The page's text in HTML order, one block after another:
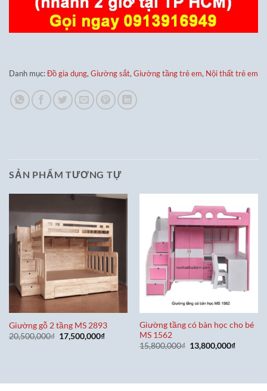
Danh mục:Đồ gia dụng, Giường sắt, Giường tầng trẻ em, Nội thất trẻ em
SẢN PHẨM TƯƠNG TỰ
Giường gỗ 2 tầng MS 2893
20,500,000₫ Giá
gốc
17,500,000₫Giá
Giường tầng có bàn học cho bé
MS 1562
15,800,000₫ Giá
gốc
13,800,000₫Giá